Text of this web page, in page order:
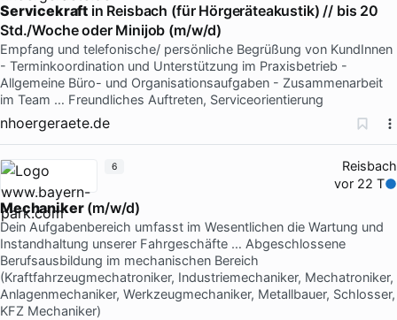
Servicekraft in Reisbach (für Hörgeräteakustik) // bis 20
Std./Woche oder Minijob (m/w/d)
Empfang und telefonische/ persönliche Begrüßung von KundInnen
- Terminkoordination und Unterstützung im Praxisbetrieb -
Allgemeine Büro- und Organisationsaufgaben - Zusammenarbeit
im Team … Freundliches Auftreten, Serviceorientierung
nhoergeraete.de
Reisbach
vor 22 T
Mechaniker(m/w/d)
Dein Aufgabenbereich umfasst im Wesentlichen die Wartung und
Instandhaltung unserer Fahrgeschäfte … Abgeschlossene
Berufsausbildung im mechanischen Bereich
(Kraftfahrzeugmechatroniker, Industriemechaniker, Mechatroniker,
Anlagenmechaniker, Werkzeugmechaniker, Metallbauer, Schlosser,
KFZ Mechaniker)
6